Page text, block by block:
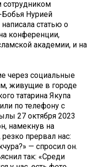
Нурией
статью о
конференции,
академии, и на
через социальные
живущие в городе
татарина Якупа
по телефону с
27 октября 2023
намекнув на
прервал нас:
— спросил он.
так: «Среди